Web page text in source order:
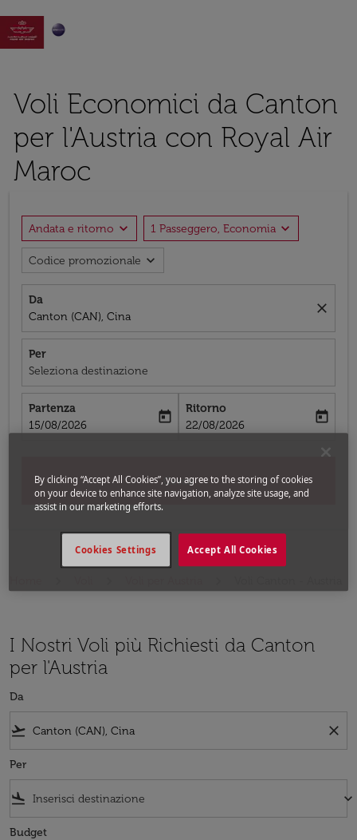

Voli Economici da Canton
per l'Austria con Royal Air
Maroc
Andata e ritorno expand_more 1 Passeggero, Economia expand_more
Codice promozionale expand_more
Da
Canton (CAN), Cina
close
Per
Seleziona destinazione
Partenza
fc-booking-departure-date-aria-label
15/08/2026
today
Ritorno
fc-booking-return-date-aria-label
22/08/2026
today
Cerca
I Nostri Voli più Richiesti da Canton
per l'Austria
Da
flight_takeoff close
Per
flight_land keyboard_arrow_down
Budget
By clicking “Accept All Cookies”, you agree to the storing of cookies
on your device to enhance site navigation, analyze site usage, and
assist in our marketing efforts.
Accept All Cookies
Cookies Settings